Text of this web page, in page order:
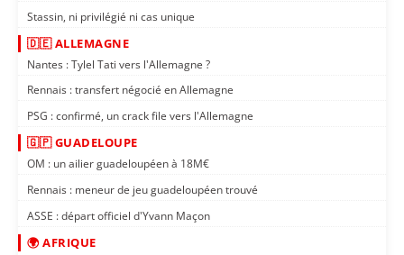
Stassin, ni privilégié ni cas unique
🇩🇪 ALLEMAGNE
Nantes : Tylel Tati vers l'Allemagne ?
Rennais : transfert négocié en Allemagne
PSG : confirmé, un crack file vers l'Allemagne
🇬🇵 GUADELOUPE
OM : un ailier guadeloupéen à 18M€
Rennais : meneur de jeu guadeloupéen trouvé
ASSE : départ officiel d'Yvann Maçon
🌍 AFRIQUE